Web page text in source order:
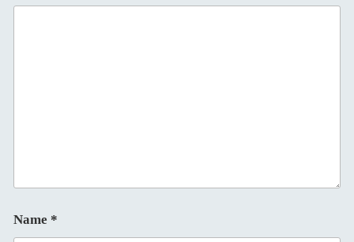
Name *